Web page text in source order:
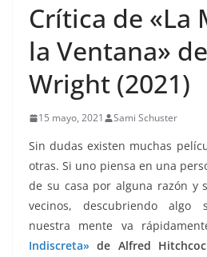
Crítica de «La
la Ventana»
Wright (2021)
15 mayo, 2021 Sami Schuster
Sin dudas existen muchas
otras. Si uno piensa en una
de su casa por alguna razón y
vecinos, descubriendo algo
nuestra mente va
Indiscreta» de Alfred